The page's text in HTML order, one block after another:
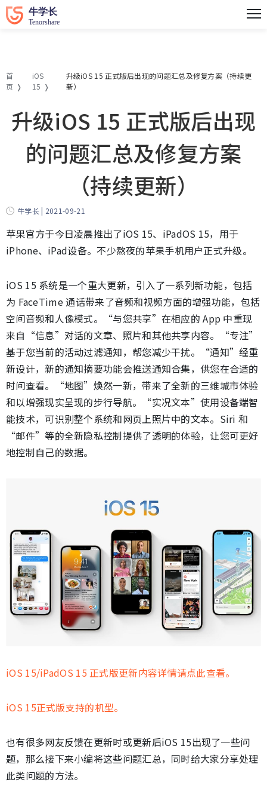
首
页
iOS
15
升级iOS 15 正式版后出现的问题汇总及修复方案（持续更
新）
升级iOS 15 正式版后出现
的问题汇总及修复方案
（持续更新）
牛学长 | 2021-09-21
苹果官方于今日凌晨推出了iOS 15、iPadOS 15，用于
iPhone、iPad设备。不少熬夜的苹果手机用户正式升级。
iOS 15 系统是一个重大更新，引入了一系列新功能，包括
为 FaceTime 通话带来了音频和视频方面的增强功能，包括
空间音频和人像模式。“与您共享”在相应的 App 中重现
来自“信息”对话的文章、照片和其他共享内容。“专注”
基于您当前的活动过滤通知，帮您减少干扰。“通知”经重
新设计，新的通知摘要功能会推送通知合集，供您在合适的
时间查看。“地图”焕然一新，带来了全新的三维城市体验
和以增强现实呈现的步行导航。“实况文本”使用设备端智
能技术，可识别整个系统和网页上照片中的文本。Siri 和
“邮件”等的全新隐私控制提供了透明的体验，让您可更好
地控制自己的数据。
iOS 15/iPadOS 15 正式版更新内容详情请点此查看。
iOS 15正式版支持的机型。
也有很多网友反馈在更新时或更新后iOS 15出现了一些问
题，那么接下来小编将这些问题汇总，同时给大家分享处理
此类问题的方法。